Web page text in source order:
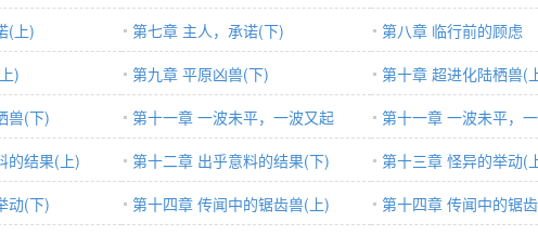
(上)
第七章 主人，承诺(下)
第八章 临行前的顾虑
)
第九章 平原凶兽(下)
第十章 超进化陆栖兽(
兽(下)
第十一章 一波未平，一波又起
第十一章 一波未平，
的结果(上)
第十二章 出乎意料的结果(下)
第十三章 怪异的举动(
动(下)
第十四章 传闻中的锯齿兽(上)
第十四章 传闻中的锯